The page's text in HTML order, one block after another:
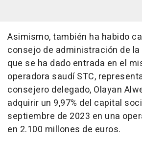
Asimismo, también ha habido
consejo de administración de
que se ha dado entrada en el
operadora saudí STC,
consejero delegado, Olayan
adquirir un 9,97% del capital
septiembre de 2023 en una
en 2.100 millones de euros.